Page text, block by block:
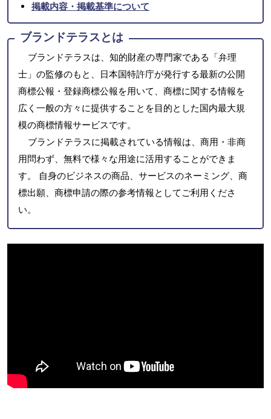
掲載内容・掲載基準について
ブランドテラスとは
ブランドテラスは、知的財産の専門家である「弁理
士」の監修のもと、日本国特許庁が発行する最新の公開
商標公報・登録商標公報を用いて、商標に関する情報を
広く一般の方々に提供することを目的とした国内最大規
模の商標情報サービスです。
ブランドテラスに掲載されている情報は、商用・非商
用問わず、無料で様々な用途に活用することができま
す。 自身のビジネスの商品、サービスのネーミング、商
標出願、商標申請の際の参考情報としてご利用くださ
い。